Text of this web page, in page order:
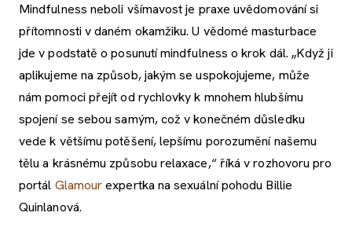
Mindfulness neboli všímavost je praxe uvědomování si
přítomnosti v daném okamžiku. U vědomé masturbace
jde v podstatě o posunutí mindfulness o krok dál. „Když ji
aplikujeme na způsob, jakým se uspokojujeme, může
nám pomoci přejít od rychlovky k mnohem hlubšímu
spojení se sebou samým, což v konečném důsledku
vede k většímu potěšení, lepšímu porozumění našemu
tělu a krásnému způsobu relaxace,“ říká v rozhovoru pro
portál Glamourexpertka na sexuální pohodu Billie
Quinlanová.